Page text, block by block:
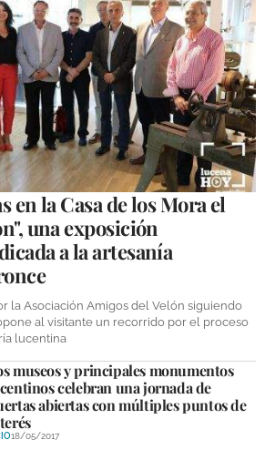
en la Casa de los Mora el
una exposición
a la artesanía
la Asociación Amigos del Velón siguiendo
al visitante un recorrido por el proceso
lucentina
museos y principales monumentos
celebran una jornada de
abiertas con múltiples puntos de
18/05/2017